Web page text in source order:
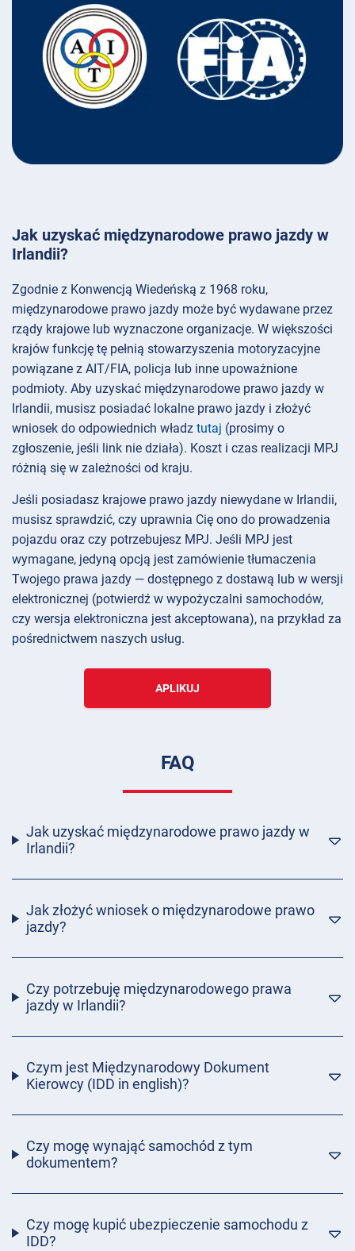
Jak uzyskać międzynarodowe prawo jazdy w
Irlandii?
Zgodnie z Konwencją Wiedeńską z 1968 roku,
międzynarodowe prawo jazdy może być wydawane przez
rządy krajowe lub wyznaczone organizacje. W większości
krajów funkcję tę pełnią stowarzyszenia motoryzacyjne
powiązane z AIT/FIA, policja lub inne upoważnione
podmioty. Aby uzyskać międzynarodowe prawo jazdy w
Irlandii, musisz posiadać lokalne prawo jazdy i złożyć
wniosek do odpowiednich władz tutaj (prosimy o
zgłoszenie, jeśli link nie działa). Koszt i czas realizacji MPJ
różnią się w zależności od kraju.
Jeśli posiadasz krajowe prawo jazdy niewydane w Irlandii,
musisz sprawdzić, czy uprawnia Cię ono do prowadzenia
pojazdu oraz czy potrzebujesz MPJ. Jeśli MPJ jest
wymagane, jedyną opcją jest zamówienie tłumaczenia
Twojego prawa jazdy — dostępnego z dostawą lub w wersji
elektronicznej (potwierdź w wypożyczalni samochodów,
czy wersja elektroniczna jest akceptowana), na przykład za
pośrednictwem naszych usług.
APLIKUJ
FAQ
Jak uzyskać międzynarodowe prawo jazdy w
Irlandii?
Jak złożyć wniosek o międzynarodowe prawo
jazdy?
Czy potrzebuję międzynarodowego prawa
jazdy w Irlandii?
Czym jest Międzynarodowy Dokument
Kierowcy (IDD in english)?
Czy mogę wynająć samochód z tym
dokumentem?
Czy mogę kupić ubezpieczenie samochodu z
IDD?